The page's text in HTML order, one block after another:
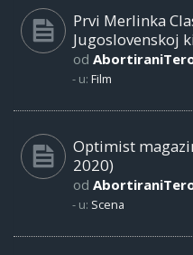
Prvi Merlinka
Jugoslovenskoj
od
- u: Film
Optimist
2020)
od
- u: Scena